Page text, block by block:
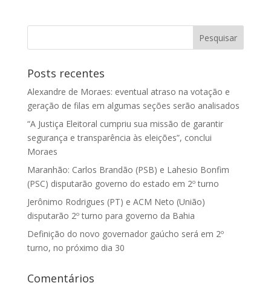
Posts recentes
Alexandre de Moraes: eventual atraso na votação e
geração de filas em algumas seções serão analisados
“A Justiça Eleitoral cumpriu sua missão de garantir
segurança e transparência às eleições”, conclui
Moraes
Maranhão: Carlos Brandão (PSB) e Lahesio Bonfim
(PSC) disputarão governo do estado em 2º turno
Jerônimo Rodrigues (PT) e ACM Neto (União)
disputarão 2º turno para governo da Bahia
Definição do novo governador gaúcho será em 2º
turno, no próximo dia 30
Comentários